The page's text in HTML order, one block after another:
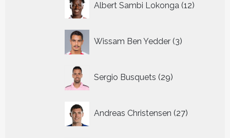
Albert Sambi Lokonga 12
Wissam Ben Yedder 3
producten
Sergio Busquets 29
producten
Andreas Christensen 27
producten